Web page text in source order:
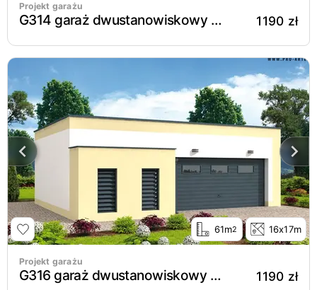
Projekt garażu
G314 garaż dwustanowiskowy z pomieszczeniem gospodarczym i werandą 1190 zł
61m2 16x17m
Projekt garażu
G316 garaż dwustanowiskowy z pomieszczeniem gospodarczym 1190 zł